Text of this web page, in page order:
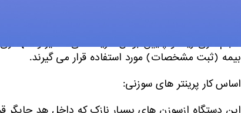
حجم کاری زیاد و پایین بودن هزینه های تعمیر و
بیمه (ثبت مشخصات) مورد استفاده قرار می گیرند.
اساس کار پرینتر های سوزنی: